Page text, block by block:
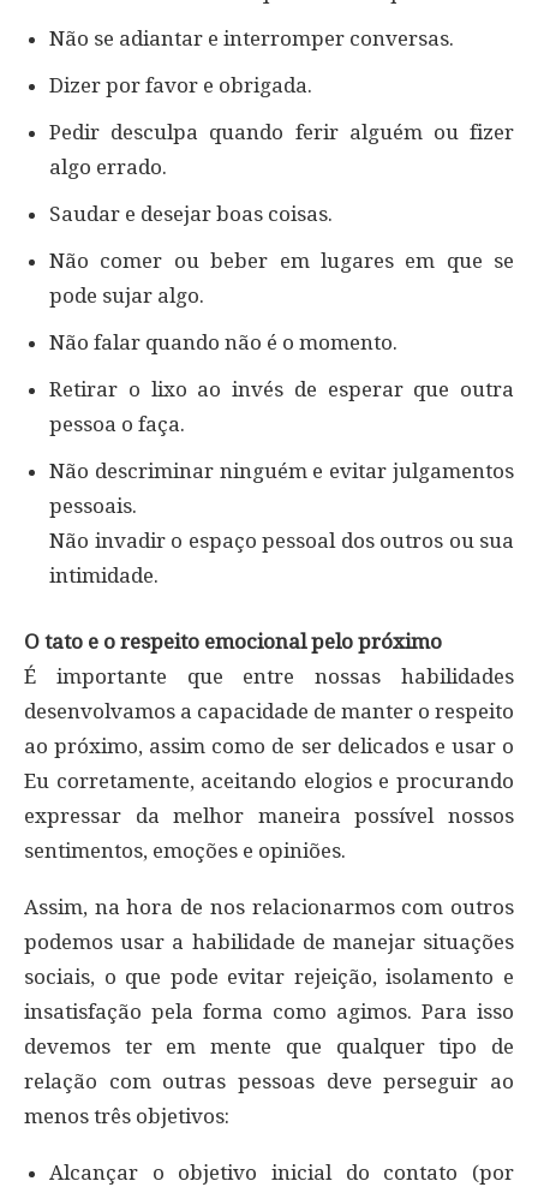
Não se adiantar e interromper conversas.
Dizer por favor e obrigada.
Pedir desculpa quando ferir alguém ou fizer
algo errado.
Saudar e desejar boas coisas.
Não comer ou beber em lugares em que se
pode sujar algo.
Não falar quando não é o momento.
Retirar o lixo ao invés de esperar que outra
pessoa o faça.
Não descriminar ninguém e evitar julgamentos
pessoais.
Não invadir o espaço pessoal dos outros ou sua
intimidade.
O tato e o respeito emocional pelo próximo
É importante que entre nossas habilidades
desenvolvamos a capacidade de manter o respeito
ao próximo, assim como de ser delicados e usar o
Eu corretamente, aceitando elogios e procurando
expressar da melhor maneira possível nossos
sentimentos, emoções e opiniões.
Assim, na hora de nos relacionarmos com outros
podemos usar a habilidade de manejar situações
sociais, o que pode evitar rejeição, isolamento e
insatisfação pela forma como agimos. Para isso
devemos ter em mente que qualquer tipo de
relação com outras pessoas deve perseguir ao
menos três objetivos:
Alcançar o objetivo inicial do contato (por